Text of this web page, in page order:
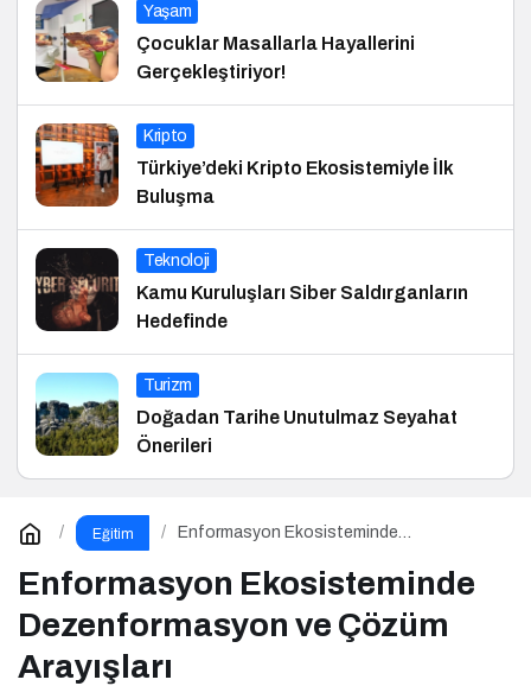
Yaşam
Çocuklar Masallarla Hayallerini
Gerçekleştiriyor!
Kripto
Türkiye’deki Kripto Ekosistemiyle İlk
Buluşma
Teknoloji
Kamu Kuruluşları Siber Saldırganların
Hedefinde
Turizm
Doğadan Tarihe Unutulmaz Seyahat
Önerileri
Eğitim
Enformasyon Ekosisteminde
Enformasyon Ekosisteminde
Dezenformasyon ve Çözüm
Arayışları